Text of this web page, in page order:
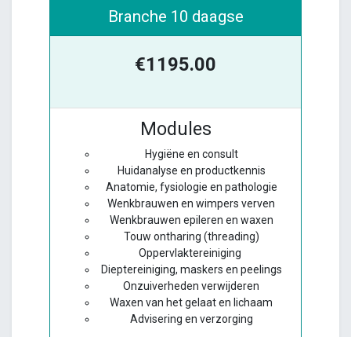
Branche 10 daagse
€1195.00
Modules
Hygiëne en consult
Huidanalyse en productkennis
Anatomie, fysiologie en pathologie
Wenkbrauwen en wimpers verven
Wenkbrauwen epileren en waxen
Touw ontharing (threading)
Oppervlaktereiniging
Dieptereiniging, maskers en peelings
Onzuiverheden verwijderen
Waxen van het gelaat en lichaam
Advisering en verzorging